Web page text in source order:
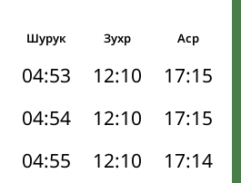
Шурук Зухр Аср
04:53 12:10 17:15
04:54 12:10 17:15
04:55 12:10 17:14